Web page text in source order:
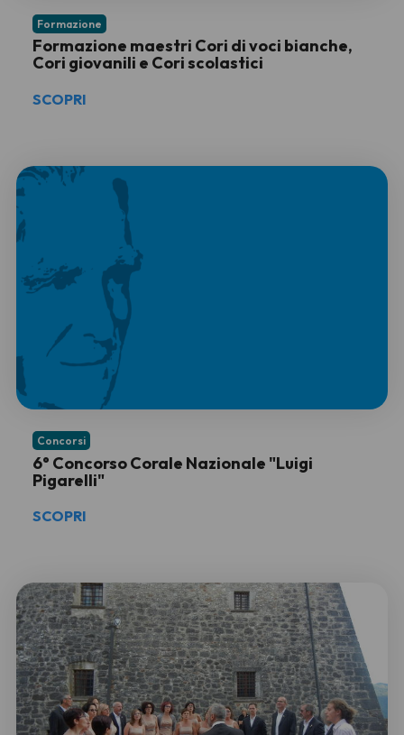
Formazione maestri Cori di voci bianche,
Cori giovanili e Cori scolastici
Formazione
SCOPRI
6° Concorso Corale Nazionale "Luigi
Pigarelli"
Concorsi
SCOPRI